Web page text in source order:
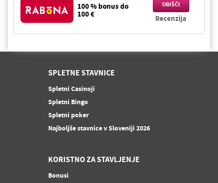
100 % bonus do
100 €
OBIŠČI
Recenzija
SPLETNE STAVNICE
Spletni Casinoji
Spletni Bingo
Spletni poker
Najboljše stavnice v Sloveniji 2026
KORISTNO ZA STAVLJENJE
Bonusi